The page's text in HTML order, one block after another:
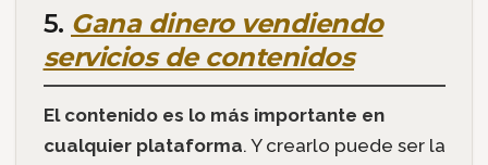
5. Gana dinero vendiendo
servicios de contenidos
El contenido es lo más importante en
cualquier plataforma. Y crearlo puede ser la